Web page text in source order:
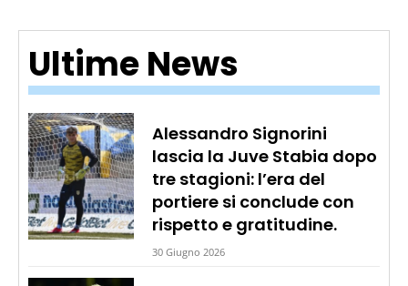
Ultime News
Alessandro Signorini
lascia la Juve Stabia dopo
tre stagioni: l’era del
portiere si conclude con
rispetto e gratitudine.
30 Giugno 2026